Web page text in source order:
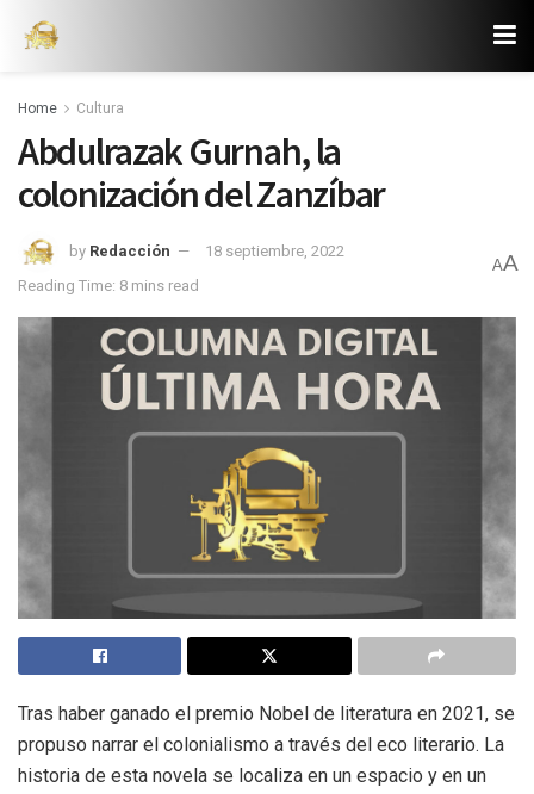
Home Cultura
Abdulrazak Gurnah, la
colonización del Zanzíbar
by Redacción
18 septiembre, 2022
Reading Time: 8 mins read
AA
Tras haber ganado el premio Nobel de literatura en 2021, se
propuso narrar el colonialismo a través del eco literario. La
historia de esta novela se localiza en un espacio y en un